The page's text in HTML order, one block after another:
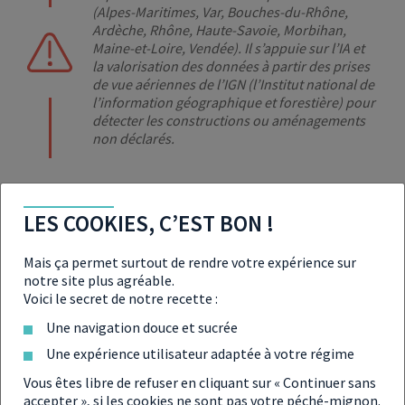
(Alpes-Maritimes, Var, Bouches-du-Rhône,
Ardèche, Rhône, Haute-Savoie, Morbihan,
Maine-et-Loire, Vendée). Il s’appuie sur l’IA et
la valorisation des données à partir des prises
de vue aériennes de l’IGN (l’Institut national de
l’information géographique et forestière) pour
détecter les constructions ou aménagements
non déclarés.
EN RÉSUMÉ
pour exploiter et croiser massivement des données
;
En 2022, cette pratique a participé à
LES COOKIES, C’EST BON !
Mais ça permet surtout de rendre votre expérience sur
notre site plus agréable.
Voici le secret de notre recette :
Une navigation douce et sucrée
Une expérience utilisateur adaptée à votre régime
Vous êtes libre de refuser en cliquant sur « Continuer sans
accepter », si les cookies ne sont pas votre péché-mignon.